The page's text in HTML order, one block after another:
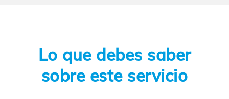
Lo que debes saber
sobre este servicio